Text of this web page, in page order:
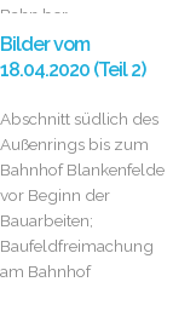
Bahn ber...
Bilder vom
18.04.2020 (Teil 2)
Abschnitt südlich des
Außenrings bis zum
Bahnhof Blankenfelde
vor Beginn der
Bauarbeiten;
Baufeldfreimachung
am Bahnhof